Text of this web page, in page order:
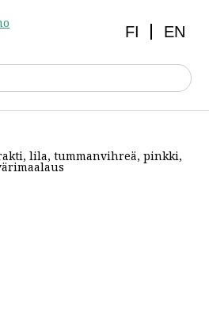
FI EN